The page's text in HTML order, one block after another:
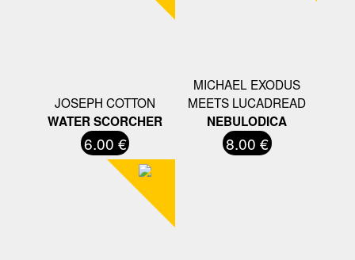
JOSEPH COTTON
WATER SCORCHER
6.00 €
MICHAEL EXODUS
MEETS LUCADREAD
NEBULODICA
8.00 €